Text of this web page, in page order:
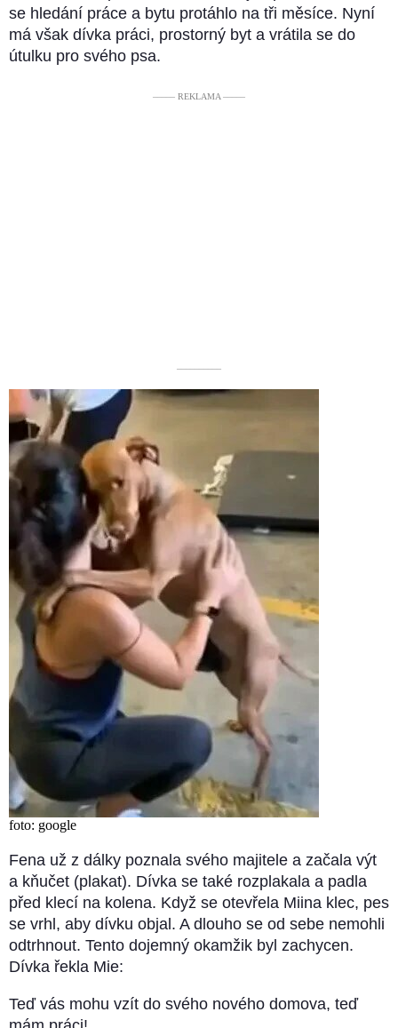
se hledání práce a bytu protáhlo na tři měsíce. Nyní
má však dívka práci, prostorný byt a vrátila se do
útulku pro svého psa.
––––– REKLAMA –––––
––––––––––
foto: google
Fena už z dálky poznala svého majitele a začala výt
a kňučet (plakat). Dívka se také rozplakala a padla
před klecí na kolena. Když se otevřela Miina klec, pes
se vrhl, aby dívku objal. A dlouho se od sebe nemohli
odtrhnout. Tento dojemný okamžik byl zachycen.
Dívka řekla Mie:
Teď vás mohu vzít do svého nového domova, teď